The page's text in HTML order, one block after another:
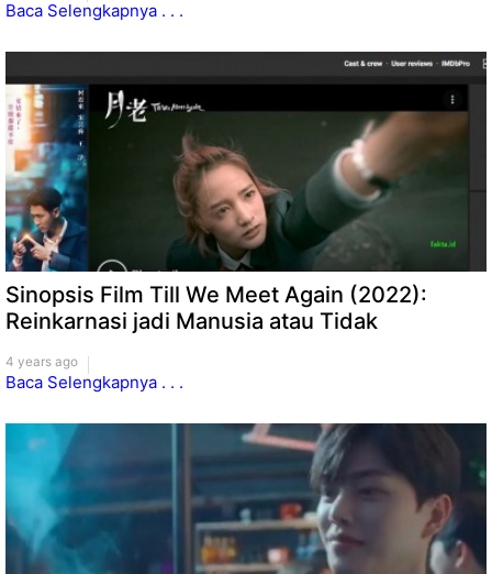
Baca Selengkapnya . . .
Sinopsis Film Till We Meet Again (2022):
Reinkarnasi jadi Manusia atau Tidak
4 years ago
Baca Selengkapnya . . .